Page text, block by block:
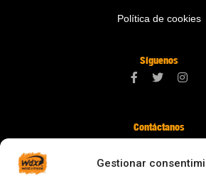
Gestionar
Política de cookies
Síguenos
Contáctanos
Av. de la Mare de Déu de